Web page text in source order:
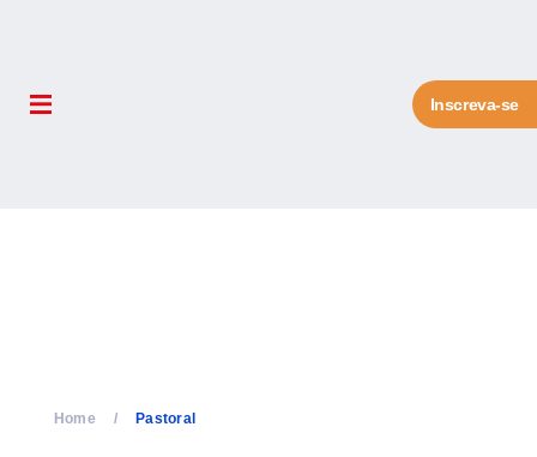
Inscreva-se
Home Pastoral